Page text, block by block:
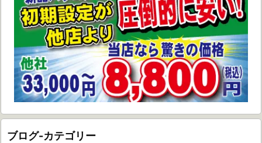
ブログ-カテゴリー